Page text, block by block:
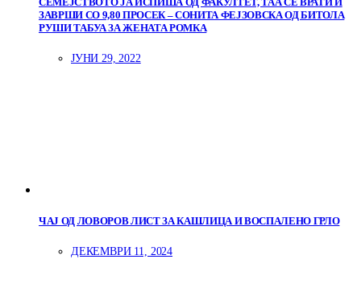
ЗАВРШИ СО 9,80 ПРОСЕК – СОНИТА ФЕЈЗОВСКА ОД БИТОЛА
РУШИ ТАБУА ЗА ЖЕНАТА РОМКА
ЈУНИ 29, 2022
ЧАЈ ОД ЛОВОРОВ ЛИСТ ЗА КАШЛИЦА И ВОСПАЛЕНО ГРЛО
ДЕКЕМВРИ 11, 2024